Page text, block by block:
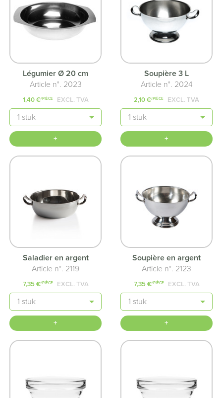
Légumier Ø 20 cm
Article n°. 2023
1,40 €/PIÈCE EXCL. TVA
Quantité
+
Soupière 3 L
Article n°. 2024
2,10 €/PIÈCE EXCL. TVA
Quantité
+
Saladier en argent
Article n°. 2119
7,35 €/PIÈCE EXCL. TVA
Quantité
+
Soupière en argent
Article n°. 2123
7,35 €/PIÈCE EXCL. TVA
Quantité
+